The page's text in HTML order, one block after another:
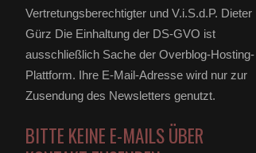
Vertretungsberechtigter und V.i.S.d.P. Dieter
Gürz Die Einhaltung der DS-GVO ist
ausschließlich Sache der Overblog-Hosting-
Plattform. Ihre E-Mail-Adresse wird nur zur
Zusendung des Newsletters genutzt.
BITTE KEINE E-MAILS ÜBER